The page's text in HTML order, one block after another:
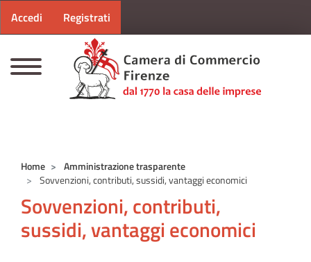
Menu profilo utente
Accedi Registrati
Home
Amministrazione trasparente
Sovvenzioni, contributi, sussidi, vantaggi economici
Sovvenzioni, contributi,
sussidi, vantaggi economici